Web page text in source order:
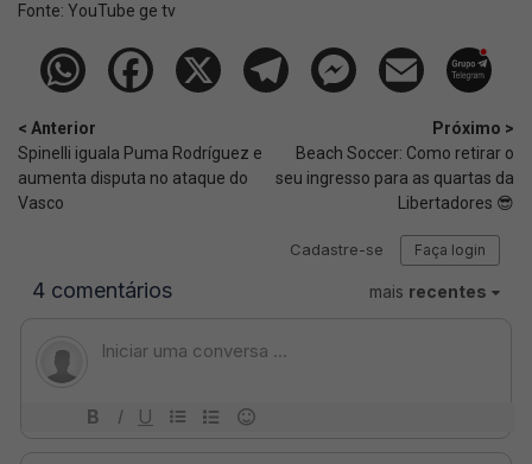
Fonte: YouTube ge tv
< Anterior
Spinelli iguala Puma Rodríguez e
aumenta disputa no ataque do
Vasco
Próximo >
Beach Soccer: Como retirar o
seu ingresso para as quartas da
Libertadores 😎